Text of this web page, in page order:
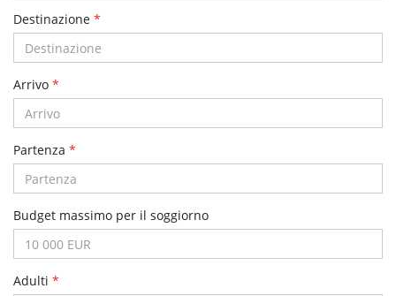
Destinazione *
Arrivo *
Partenza *
Budget massimo per il soggiorno
Adulti *